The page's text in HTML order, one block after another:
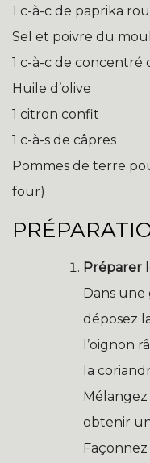
1 c-à-c de paprika
Sel et poivre du
1 c-à-c de concentré
Huile d’olive
1 citron confit
1 c-à-s de câpres
Pommes de terre
four)
Préparer
Dans une
déposez
l’oignon
la
Mélangez
obtenir